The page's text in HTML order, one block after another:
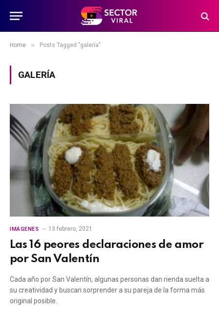
Home » Posts Tagged "galería"
GALERÍA
IMÁGENES 13 febrero, 2021
Las 16 peores declaraciones de amor
por San Valentín
Cada año por San Valentín, algunas personas dan rienda suelta a
su creatividad y buscan sorprender a su pareja de la forma más
original posible.